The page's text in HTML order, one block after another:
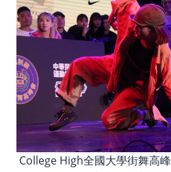
College High全國大學街舞高